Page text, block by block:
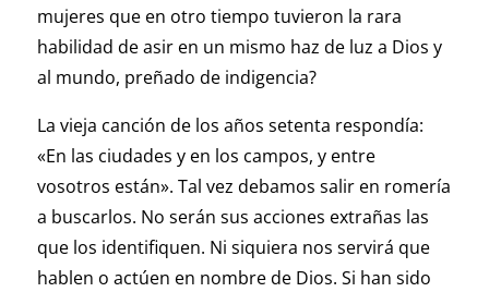
mujeres que en otro tiempo tuvieron la rara
habilidad de asir en un mismo haz de luz a Dios y
al mundo, preñado de indigencia?
La vieja canción de los años setenta respondía:
«En las ciudades y en los campos, y entre
vosotros están». Tal vez debamos salir en romería
a buscarlos. No serán sus acciones extrañas las
que los identifiquen. Ni siquiera nos servirá que
hablen o actúen en nombre de Dios. Si han sido